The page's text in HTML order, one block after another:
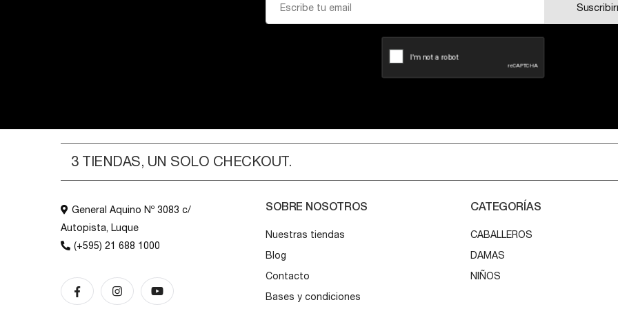
3 TIENDAS, UN SOLO CHECKOUT.
General Aquino Nº 3083 c/
Autopista, Luque
(+595) 21 688 1000
SOBRE NOSOTROS
Nuestras tiendas
Blog
Contacto
Bases y condiciones
CATEGORÍAS
CABALLEROS
DAMAS
NIÑOS